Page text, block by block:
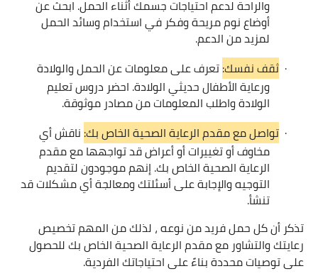
والراحة لدعم احتياجات جسمك أثناء الحمل. ابحث عن
أوضاع نوم مريحة وفكر في استخدام وسائد الحمل
لمزيد من الدعم.
· ثقف نفسك:تعرف على معلومات عن الحمل والولادة
ورعاية الأطفال حديثي الولادة. احضر دروس تعليم
الولادة واطلب المعلومات من مصادر موثوقة.
· تواصل مع مقدم الرعاية الصحية الخاص بك: ناقش أي
مخاوف أو تغييرات أو أعراض قد تواجهها مع مقدم
الرعاية الصحية الخاص بك. إنهم موجودون لتقديم
التوجيه والإجابة على أسئلتك ومعالجة أي مشكلات قد
تنشأ.
تذكر أن كل حمل فريد من نوعه ، لذلك من المهم تخصيص
رعايتك والتشاور مع مقدم الرعاية الصحية الخاص بك للحصول
على توصيات محددة بناءً على احتياجاتك الفردية.